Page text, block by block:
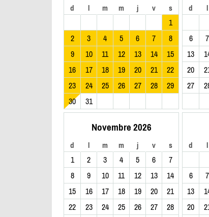
d l m m j v s
1
2
3 4 5 6 7
8
9
10 11 12 13 14
15
16
17 18 19 20 21
22
23
24 25 26 27 28
29
30
31
d l
6
7
13
20
27
Novembre 2026
d l m m j v s
1 2 3 4 5 6
7
8
9 10 11 12 13
14
15
16 17 18 19 20
21
22
23 24 25 26 27
28
d l
6
7
13
20